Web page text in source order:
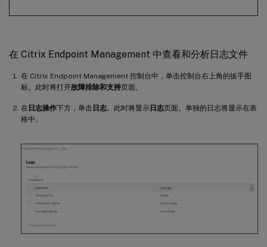
在 Citrix Endpoint Management 中查看和分析日志文件
在 Citrix Endpoint Management 控制台中，单击控制台右上角的扳手图
标。此时将打开故障排除和支持页面。
在日志操作下方，单击日志。此时将显示日志页面。单独的日志将显示在表
格中。